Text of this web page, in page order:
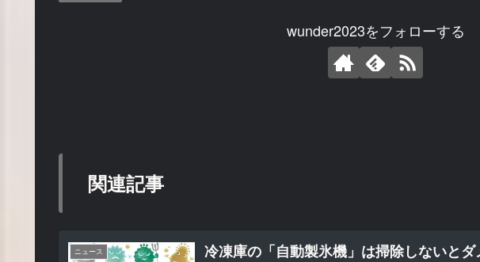
wunder2023をフォローする
関連記事
ニュース 冷凍庫の「自動製氷機」は掃除しないとダ